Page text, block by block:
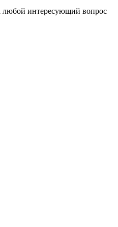
любой интересующий вопрос